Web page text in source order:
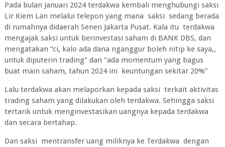
Pada bulan Januari 2024 terdakwa kembali menghubungi saksi
Lir Kiem Lan melalui telepon yang mana saksi sedang berada
di rumahnya didaerah Senen Jakarta Pusat. Kala itu terdakwa
mengajak saksi untuk berinvestasi saham di BANK DBS, dan
mengatakan “ci, kalo ada dana nganggur boleh nitip ke saya,,
untuk diputerin trading" dan "ada momentum yang bagus
buat main saham, tahun 2024 ini keuntungan sekitar 20%”
Lalu terdakwa akan melaporkan kepada saksi terkait aktivitas
trading saham yang dilakukan oleh terdakwa. Sehingga saksi
tertarik untuk menginvestasikan uangnya kepada terdakwa
dan secara bertahap.
Dan saksi mentransfer uang miliknya ke Terdakwa dengan